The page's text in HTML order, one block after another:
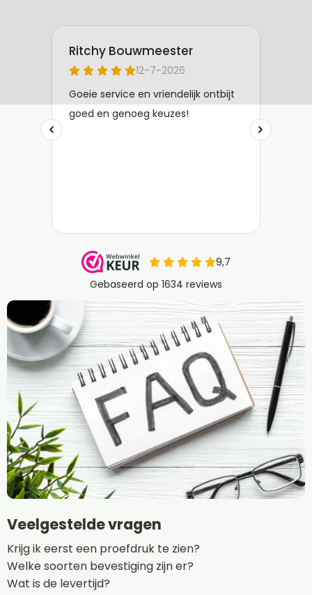
Veelgestelde vragen
Krijg ik eerst een proefdruk te zien?
Welke soorten bevestiging zijn er?
Wat is de levertijd?